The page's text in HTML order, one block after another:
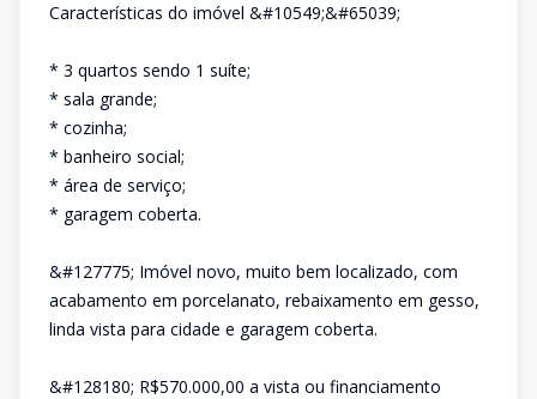
Características do imóvel &#10549;&#65039;
* 3 quartos sendo 1 suíte;
* sala grande;
* cozinha;
* banheiro social;
* área de serviço;
* garagem coberta.
&#127775; Imóvel novo, muito bem localizado, com
acabamento em porcelanato, rebaixamento em gesso,
linda vista para cidade e garagem coberta.
&#128180; R$570.000,00 a vista ou financiamento